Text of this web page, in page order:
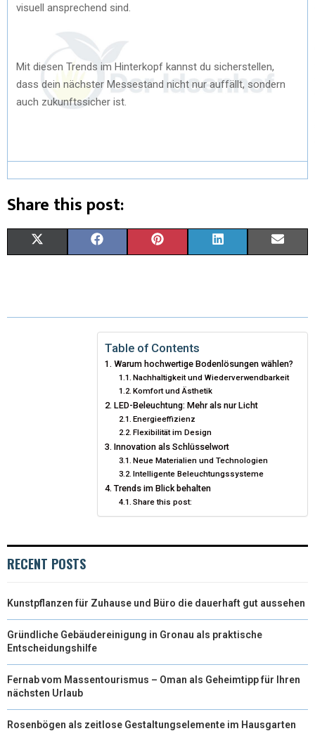
visuell ansprechend sind.
Mit diesen Trends im Hinterkopf kannst du sicherstellen,
dass dein nächster Messestand nicht nur auffällt, sondern
auch zukunftssicher ist.
Share this post:
W E
B
O
T
E
R
E
S
T
K
D
I
Table of Contents
Warum hochwertige Bodenlösungen wählen?
Nachhaltigkeit und Wiederverwendbarkeit
Komfort und Ästhetik
LED-Beleuchtung: Mehr als nur Licht
Energieeffizienz
Flexibilität im Design
Innovation als Schlüsselwort
Neue Materialien und Technologien
Intelligente Beleuchtungssysteme
Trends im Blick behalten
Share this post:
RECENT POSTS
Kunstpflanzen für Zuhause und Büro die dauerhaft gut aussehen
Gründliche Gebäudereinigung in Gronau als praktische
Entscheidungshilfe
Fernab vom Massentourismus – Oman als Geheimtipp für Ihren
nächsten Urlaub
Rosenbögen als zeitlose Gestaltungselemente im Hausgarten